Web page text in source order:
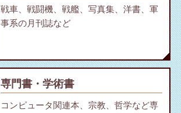
戦車、戦闘機、戦艦、写真集、洋書、軍
事系の月刊誌など
専門書・学術書
コンピュータ関連本、宗教、哲学など専